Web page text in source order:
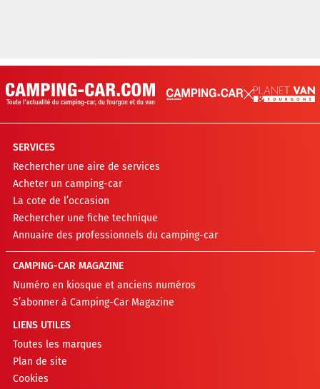
SERVICES
Rechercher une aire de services
Acheter un camping-car
La cote de l’occasion
Rechercher une fiche technique
Annuaire des professionnels du camping-car
CAMPING-CAR MAGAZINE
Numéro en kiosque et anciens numéros
S’abonner à Camping-Car Magazine
LIENS UTILES
Toutes les marques
Plan de site
Cookies